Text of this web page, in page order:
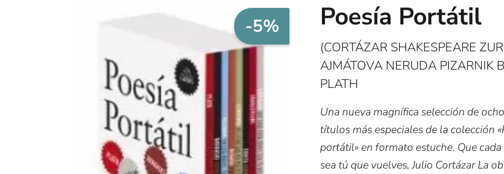
-5% Poesía Portátil
(CORTÁZAR SHAKESPEARE
AJMÁTOVA NERUDA PIZARNIK
PLATH
Una nueva magnífica selección de
títulos más especiales de la colección
portátil» en formato estuche. Que
sea tú que vuelves, Julio Cortázar La